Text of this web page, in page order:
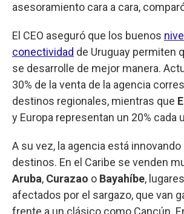
asesoramiento cara a cara,
El CEO aseguró que los buenos
conectividad de Uruguay permiten
se desarrolle de mejor manera.
30% de la venta de la agencia
destinos regionales, mientras que
y Europa representan un 20% cada
A su vez, la agencia está
destinos. En el Caribe se venden
Aruba, Curazao o Bayahíbe,
afectados por el sargazo, que van
frente a un clásico como Cancún.